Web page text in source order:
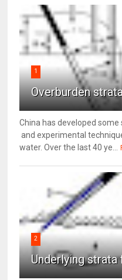
1
Overburden
China has developed
and experimental
water. Over the last 40 ye...
2
Underlying